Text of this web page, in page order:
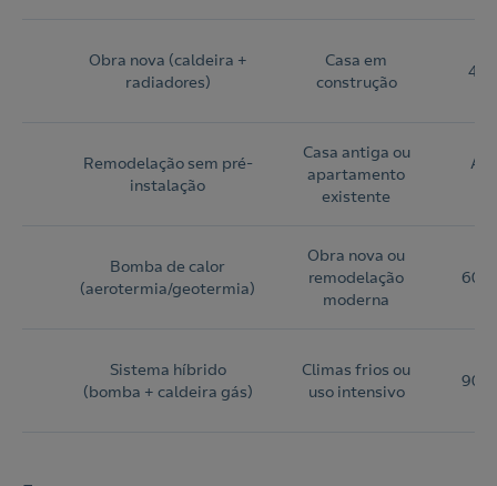
Obra nova (caldeira +
radiadores)
Casa em
construção
Remodelação sem pré-
instalação
Casa antiga ou
apartamento
existente
Bomba de calor
(aerotermia/geotermia)
Obra nova ou
remodelação
moderna
Sistema híbrido
(bomba + caldeira gás)
Climas frios ou
uso intensivo